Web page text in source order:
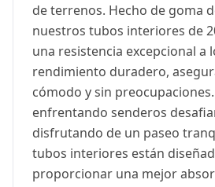
de terrenos. Hecho de goma
nuestros tubos interiores de
una resistencia excepcional a
rendimiento duradero,
cómodo y sin preocupaciones.
enfrentando senderos
disfrutando de un paseo
tubos interiores están
proporcionar una mejor